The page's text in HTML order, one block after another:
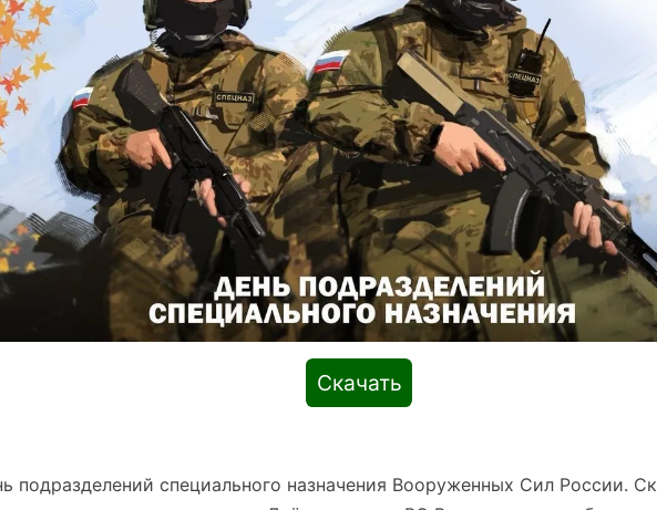
Скачать
подразделений специального назначения Вооруженных Сил России.